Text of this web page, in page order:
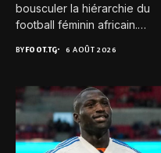
bousculer la hiérarchie du
football féminin africain.
BYFOOT.TG 6 AOÛT 2026